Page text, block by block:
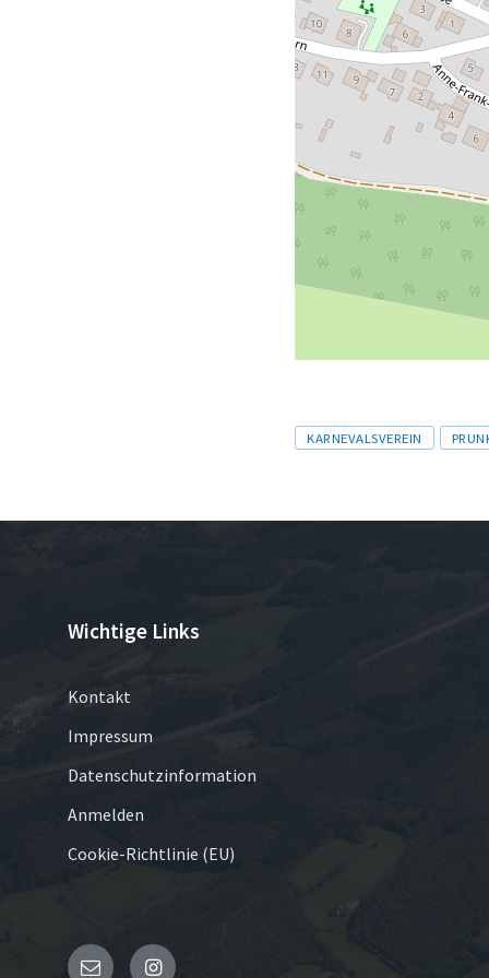
Tags
KARNEVALSVEREIN
Wichtige Links
Kontakt
Impressum
Datenschutzinformation
Anmelden
Cookie-Richtlinie (EU)
E- Instagram